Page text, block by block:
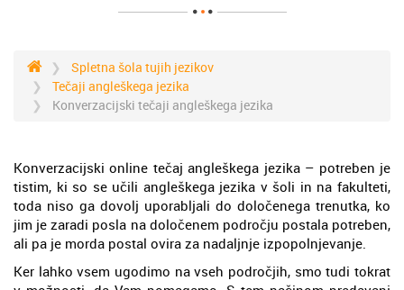
Spletna šola tujih jezikov
Tečaji angleškega jezika
Konverzacijski tečaji angleškega jezika
Konverzacijski online tečaj angleškega jezika – potreben je
tistim, ki so se učili angleškega jezika v šoli in na fakulteti,
toda niso ga dovolj uporabljali do določenega trenutka, ko
jim je zaradi posla na določenem področju postala potreben,
ali pa je morda postal ovira za nadaljnje izpopolnjevanje.
Ker lahko vsem ugodimo na vseh področjih, smo tudi tokrat